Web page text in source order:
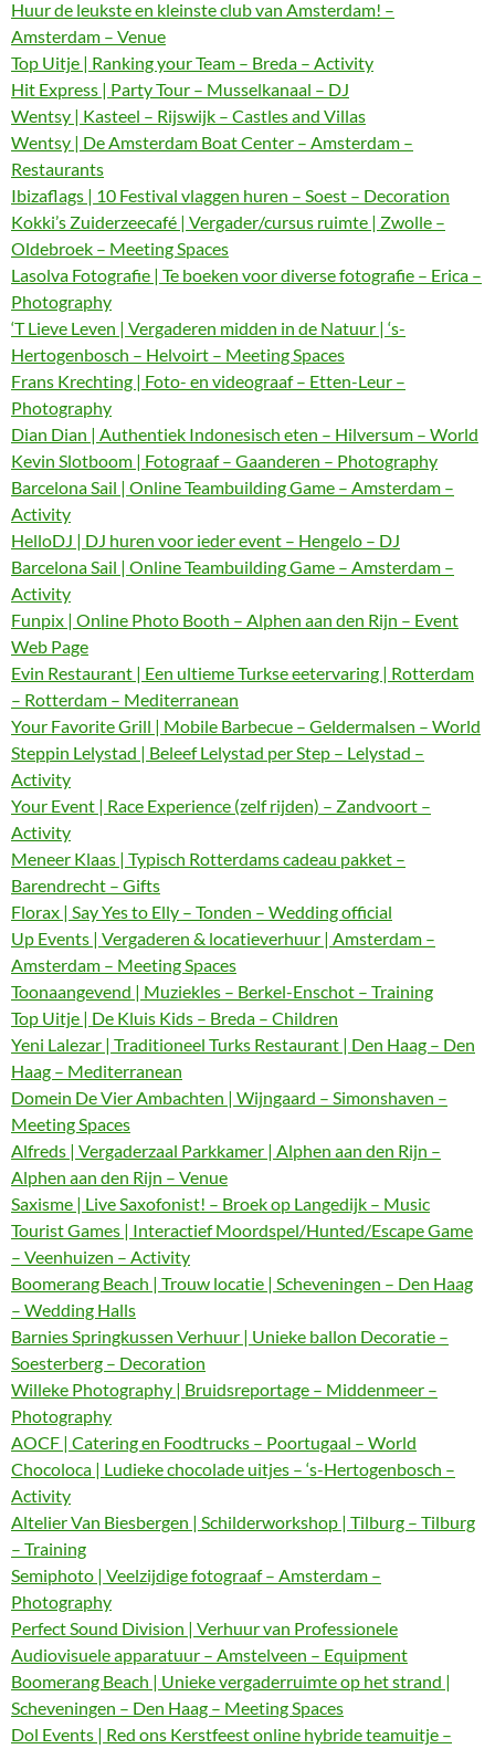
Huur de leukste en kleinste club van Amsterdam! –
Amsterdam – Venue
Top Uitje | Ranking your Team – Breda – Activity
Hit Express | Party Tour – Musselkanaal – DJ
Wentsy | Kasteel – Rijswijk – Castles and Villas
Wentsy | De Amsterdam Boat Center – Amsterdam –
Restaurants
Ibizaflags | 10 Festival vlaggen huren – Soest – Decoration
Kokki’s Zuiderzeecafé | Vergader/cursus ruimte | Zwolle –
Oldebroek – Meeting Spaces
Lasolva Fotografie | Te boeken voor diverse fotografie – Erica –
Photography
‘T Lieve Leven | Vergaderen midden in de Natuur | ‘s-
Hertogenbosch – Helvoirt – Meeting Spaces
Frans Krechting | Foto- en videograaf – Etten-Leur –
Photography
Dian Dian | Authentiek Indonesisch eten – Hilversum – World
Kevin Slotboom | Fotograaf – Gaanderen – Photography
Barcelona Sail | Online Teambuilding Game – Amsterdam –
Activity
HelloDJ | DJ huren voor ieder event – Hengelo – DJ
Barcelona Sail | Online Teambuilding Game – Amsterdam –
Activity
Funpix | Online Photo Booth – Alphen aan den Rijn – Event
Web Page
Evin Restaurant | Een ultieme Turkse eetervaring | Rotterdam
– Rotterdam – Mediterranean
Your Favorite Grill | Mobile Barbecue – Geldermalsen – World
Steppin Lelystad | Beleef Lelystad per Step – Lelystad –
Activity
Your Event | Race Experience (zelf rijden) – Zandvoort –
Activity
Meneer Klaas | Typisch Rotterdams cadeau pakket –
Barendrecht – Gifts
Florax | Say Yes to Elly – Tonden – Wedding official
Up Events | Vergaderen & locatieverhuur | Amsterdam –
Amsterdam – Meeting Spaces
Toonaangevend | Muziekles – Berkel-Enschot – Training
Top Uitje | De Kluis Kids – Breda – Children
Yeni Lalezar | Traditioneel Turks Restaurant | Den Haag – Den
Haag – Mediterranean
Domein De Vier Ambachten | Wijngaard – Simonshaven –
Meeting Spaces
Alfreds | Vergaderzaal Parkkamer | Alphen aan den Rijn –
Alphen aan den Rijn – Venue
Saxisme | Live Saxofonist! – Broek op Langedijk – Music
Tourist Games | Interactief Moordspel/Hunted/Escape Game
– Veenhuizen – Activity
Boomerang Beach | Trouw locatie | Scheveningen – Den Haag
– Wedding Halls
Barnies Springkussen Verhuur | Unieke ballon Decoratie –
Soesterberg – Decoration
Willeke Photography | Bruidsreportage – Middenmeer –
Photography
AOCF | Catering en Foodtrucks – Poortugaal – World
Chocoloca | Ludieke chocolade uitjes – ‘s-Hertogenbosch –
Activity
Altelier Van Biesbergen | Schilderworkshop | Tilburg – Tilburg
– Training
Semiphoto | Veelzijdige fotograaf – Amsterdam –
Photography
Perfect Sound Division | Verhuur van Professionele
Audiovisuele apparatuur – Amstelveen – Equipment
Boomerang Beach | Unieke vergaderruimte op het strand |
Scheveningen – Den Haag – Meeting Spaces
Dol Events | Red ons Kerstfeest online hybride teamuitje –